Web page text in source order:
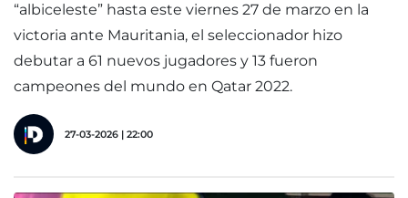
“albiceleste” hasta este viernes 27 de marzo en la
victoria ante Mauritania, el seleccionador hizo
debutar a 61 nuevos jugadores y 13 fueron
campeones del mundo en Qatar 2022.
27-03-2026 | 22:00